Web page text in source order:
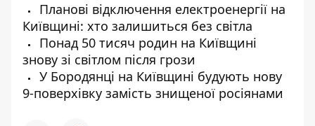
Планові відключення електроенергії на
Київщині: хто залишиться без світла
Понад 50 тисяч родин на Київщині
знову зі світлом після грози
У Бородянці на Київщині будують нову
9-поверхівку замість знищеної росіянами